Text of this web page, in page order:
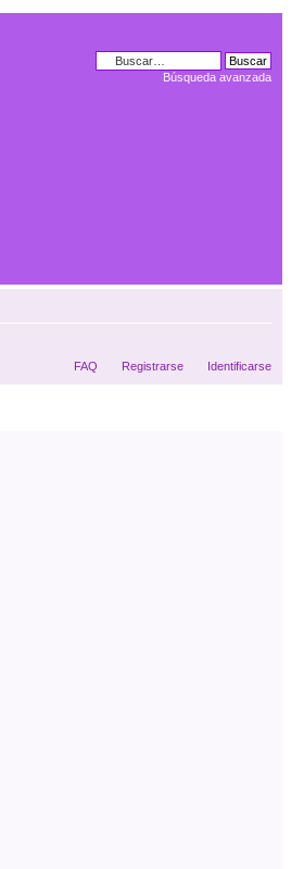
Búsqueda avanzada
FAQ Registrarse Identificarse